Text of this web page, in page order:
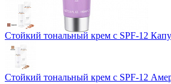
Стойкий тональный крем с SPF-12
Стойкий тональный крем с SPF-12